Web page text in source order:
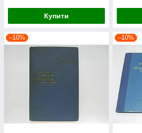
Купити
–10% –10%